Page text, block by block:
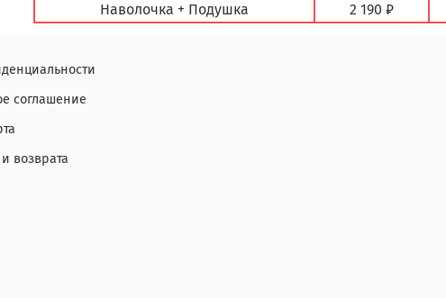
Наволочка + Подушка
2 190 ₽
соглашение
возврата